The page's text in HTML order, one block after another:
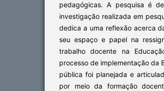
pedagógicas. A pesquisa é
investigação realizada em
dedica a uma reflexão acerca
seu espaço e papel na
trabalho docente na
processo de implementação da
pública foi planejada e
por meio da formação